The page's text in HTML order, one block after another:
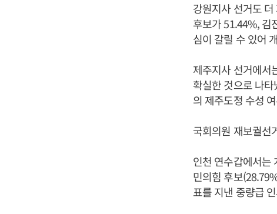
강원지사 선거도
후보가 51.44%, 김
심이 갈릴 수 있어
제주지사 선거에서
확실한 것으로 나
의 제주도정 수성
국회의원 재보궐선
인천 연수갑에서는
민의힘 후보
표를 지낸 중량급